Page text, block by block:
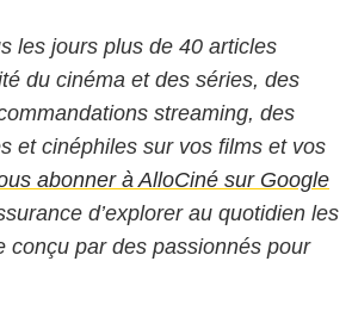
les jours plus de 40 articles
du cinéma et des séries, des
streaming, des
et cinéphiles sur vos films et vos
abonner à AlloCiné sur Google
d’explorer au quotidien les
conçu par des passionnés pour